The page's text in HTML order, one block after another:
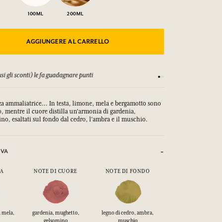
100ML 200ML
AGGIUNGERE AL CARRELLO
gli sconti) le fa guadagnare punti
ammaliatrice... In testa, limone, mela e bergamotto sono
mentre il cuore distilla un'armonia di gardenia,
esaltati sul fondo dal cedro, l'ambra e il muschio.
NOTE DI CUORE NOTE DI FONDO
gardenia, mughetto,
gelsomino
legno di cedro, ambra,
muschio